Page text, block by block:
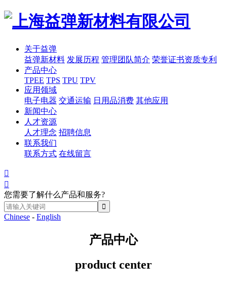
关于益弹
益弹新材料 发展历程 管理团队简介 荣誉证书资质专利
产品中心
TPEE TPS TPU TPV
应用领域
电子电器 交通运输 日用品消费 其他应用
新闻中心
人才资源
人才理念 招聘信息
联系我们
联系方式 在线留言


您需要了解什么产品和服务?
Chinese - English
产品中心
product center